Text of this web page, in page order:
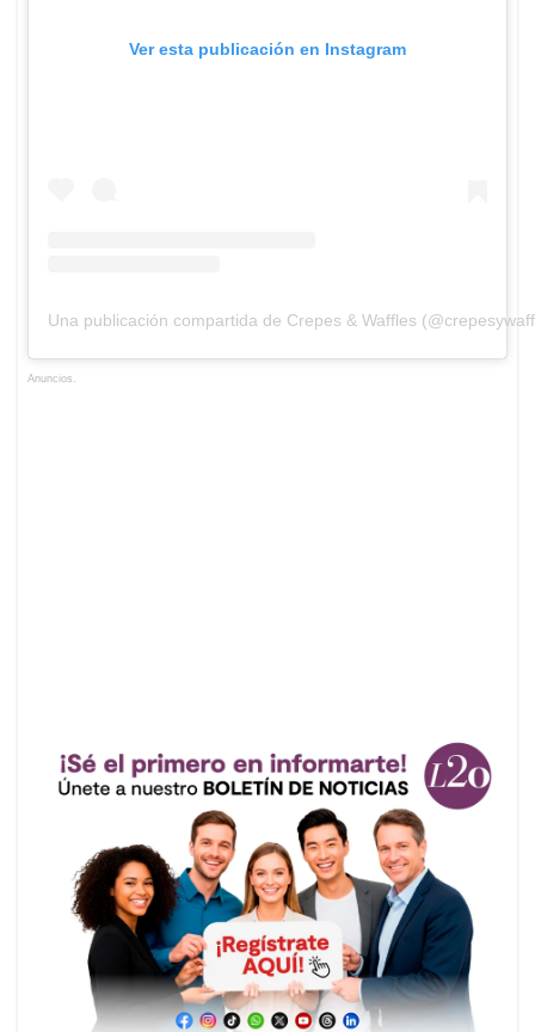
Ver esta publicación en Instagram
Una publicación compartida de Crepes & Waffles
Anuncios.